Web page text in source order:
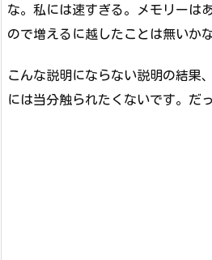
な。私には速すぎる。メモリーは
ので増えるに越したことは無いかな
こんな説明にならない説明の結果
には当分触られたくないです。だ